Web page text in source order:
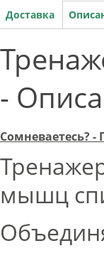
Доставка
-
Сомневаетесь?
мышц